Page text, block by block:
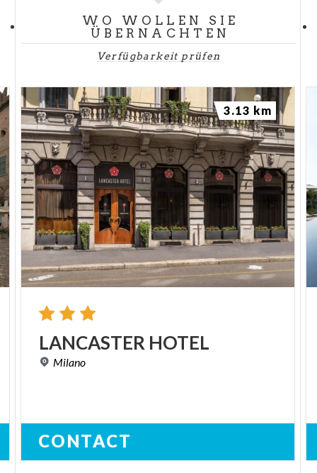
WO WOLLEN SIE
ÜBERNACHTEN
Verfügbarkeit prüfen
LANCASTER HOTEL
Milano
CONTACT
3.13 km